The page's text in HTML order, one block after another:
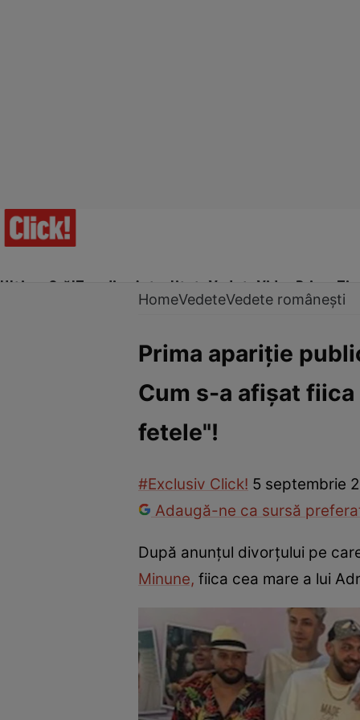
Ultima Oră!Trending Actualitate Vedete Video Prime
Vedete internaționaleVedete româneștiInterviurile
HomeVedeteVedete românești
Prima apariție
Cum s-a afișat
fetele"!
#Exclusiv Click! 5 septembrie
Adaugă-ne ca sursă
După anunțul divorțului pe
Minune, fiica cea mare a lui